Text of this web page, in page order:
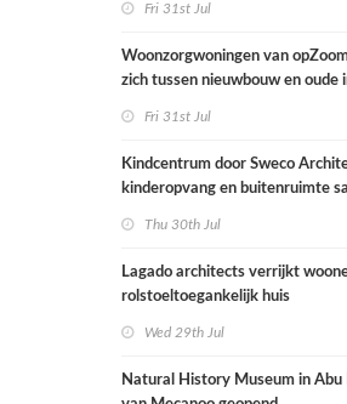
Fri 31st Jul
Woonzorgwoningen van
zich tussen nieuwbouw en oude
Fri 31st Jul
Kindcentrum door Sweco
kinderopvang en buitenruimte
Thu 30th Jul
Lagado architects verrijkt
rolstoeltoegankelijk huis
Wed 29th Jul
Natural History Museum in